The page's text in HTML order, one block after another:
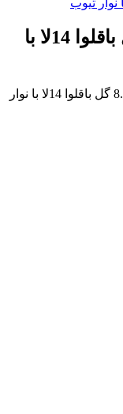
لاستیک دبل کویین 15-8.15 گل باقلوا 14لا با
لاستیک دبل کویین 15-8.15 گل باقلوا 14لا با نوار